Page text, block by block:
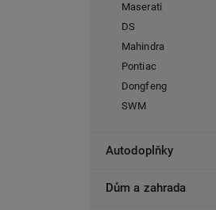
Maserati
DS
Mahindra
Pontiac
Dongfeng
SWM
Autodoplňky
Dům a zahrada